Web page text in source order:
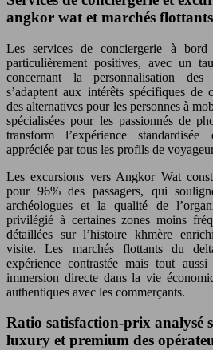
angkor wat et marchés flottants
Les services de conciergerie à bord
particulièrement positives, avec un
concernant la personnalisation
s’adaptent aux intérêts spécifiques de
des alternatives pour les personnes à
spécialisées pour les passionnés de
transform l’expérience
appréciée par tous les profils de
Les excursions vers Angkor Wat
pour 96% des passagers, qui
archéologues et la qualité de
privilégié à certaines zones moins
détaillées sur l’histoire khmère
visite. Les marchés flottants du
expérience contrastée mais tout
immersion directe dans la vie
authentiques avec les commerçants.
Ratio satisfaction-prix analysé
luxury et premium des